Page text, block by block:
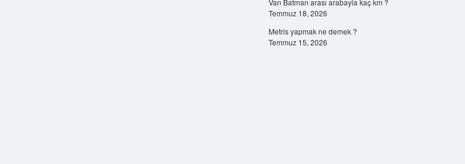
Van Batman arası arabayla kaç km ?
Temmuz 18, 2026
Metris yapmak ne demek ?
Temmuz 15, 2026